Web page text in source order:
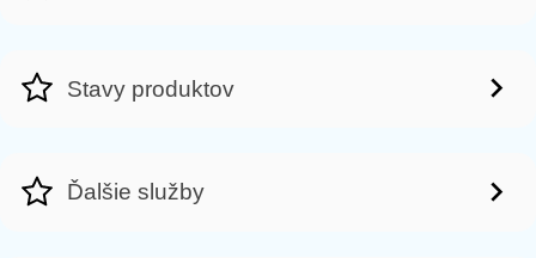
Stavy produktov
Ďalšie služby